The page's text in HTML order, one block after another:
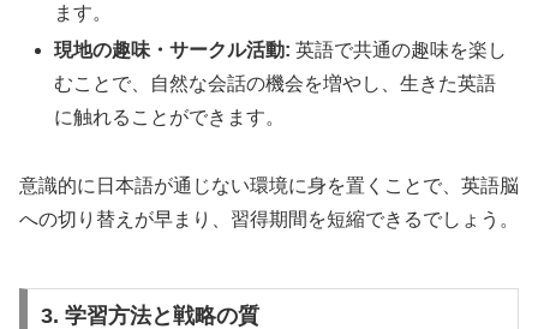
ます。
現地の趣味・サークル活動: 英語で共通の趣味を楽し
むことで、自然な会話の機会を増やし、生きた英語
に触れることができます。
意識的に日本語が通じない環境に身を置くことで、英語脳
への切り替えが早まり、習得期間を短縮できるでしょう。
3. 学習方法と戦略の質